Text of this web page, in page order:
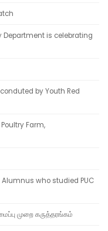
Department is celebrating
by Youth Red
Farm,
who studied PUC
முறை கருத்தரங்கம்